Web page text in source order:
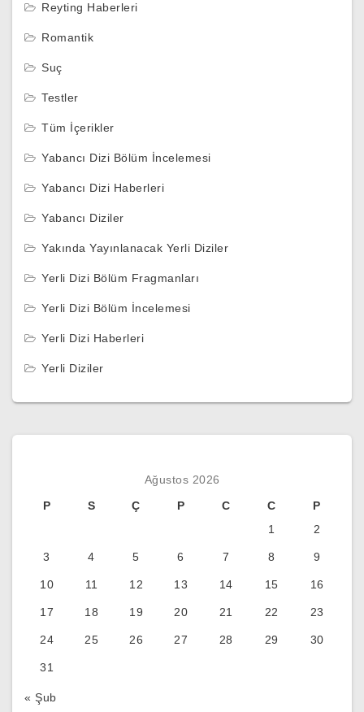
Reyting Haberleri
Romantik
Suç
Testler
Tüm İçerikler
Yabancı Dizi Bölüm İncelemesi
Yabancı Dizi Haberleri
Yabancı Diziler
Yakında Yayınlanacak Yerli Diziler
Yerli Dizi Bölüm Fragmanları
Yerli Dizi Bölüm İncelemesi
Yerli Dizi Haberleri
Yerli Diziler
Ağustos 2026
P
S Ç P C C
P
1
2
3 4 5 6 7 8 9
10 11 12 13 14 15 16
17 18 19 20 21 22 23
24 25 26 27 28 29 30
31
« Şub